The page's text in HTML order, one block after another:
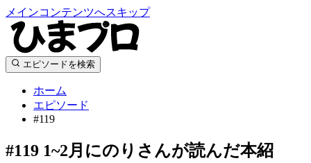
メインコンテンツへスキップ
エピソードを検索
ホーム
エピソード
#119
#119 1~2月にのりさんが読んだ本紹